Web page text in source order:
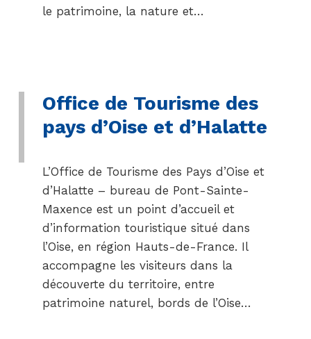
le patrimoine, la nature et…
Office de Tourisme des
pays d’Oise et d’Halatte
L’Office de Tourisme des Pays d’Oise et
d’Halatte – bureau de Pont-Sainte-
Maxence est un point d’accueil et
d’information touristique situé dans
l’Oise, en région Hauts-de-France. Il
accompagne les visiteurs dans la
découverte du territoire, entre
patrimoine naturel, bords de l’Oise…